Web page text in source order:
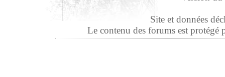
Site et données
Le contenu des forums est protégé